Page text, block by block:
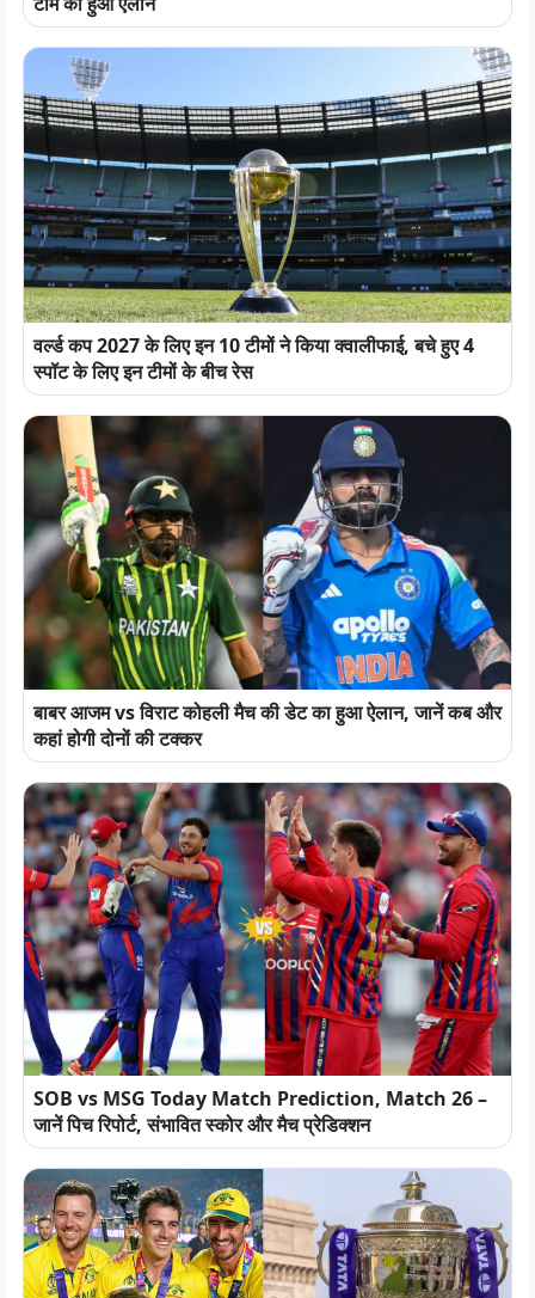
वर्ल्ड कप 2027 के लिए इन 10 टीमों ने किया क्वालीफाई, बचे हुए 4
स्पॉट के लिए इन टीमों के बीच रेस
बाबर आजम vs विराट कोहली मैच की डेट का हुआ ऐलान, जानें कब और
कहां होगी दोनों की टक्कर
SOB vs MSG Today Match Prediction, Match 26 –
जानें पिच रिपोर्ट, संभावित स्कोर और मैच प्रेडिक्शन